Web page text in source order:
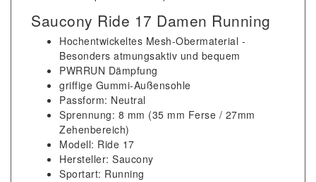
Saucony Ride 17 Damen Running
Hochentwickeltes Mesh-Obermaterial -
Besonders atmungsaktiv und bequem
PWRRUN Dämpfung
griffige Gummi-Außensohle
Passform: Neutral
Sprennung: 8 mm (35 mm Ferse / 27mm
Zehenbereich)
Modell: Ride 17
Hersteller: Saucony
Sportart: Running